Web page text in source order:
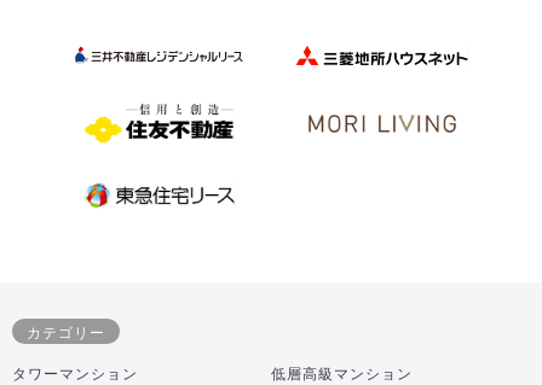
カテゴリー
タワーマンション
低層高級マンション